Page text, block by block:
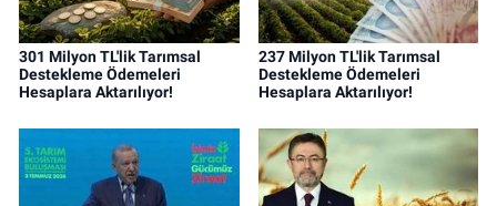
301 Milyon TL'lik Tarımsal
Destekleme Ödemeleri
Hesaplara Aktarılıyor!
237 Milyon TL'lik Tarımsal
Destekleme Ödemeleri
Hesaplara Aktarılıyor!